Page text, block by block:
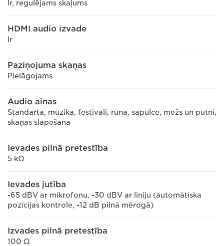
Ir, regulējams skaļums
HDMI audio izvade
Ir
Paziņojuma skaņas
Pielāgojams
Audio ainas
Standarta, mūzika, festivāli, runa, sapulce, mežs un putni,
skaņas slāpēšana
Ievades pilnā pretestība
5 kΩ
Ievades jutība
-65 dBV ar mikrofonu, -30 dBV ar līniju (automātiska
pozīcijas kontrole, -12 dB pilnā mērogā)
Izvades pilnā pretestība
100 Ω